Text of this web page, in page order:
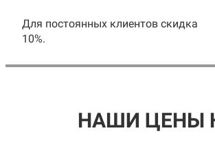
Для постоянных клиентов скидка
10%.
НАШИ ЦЕНЫ